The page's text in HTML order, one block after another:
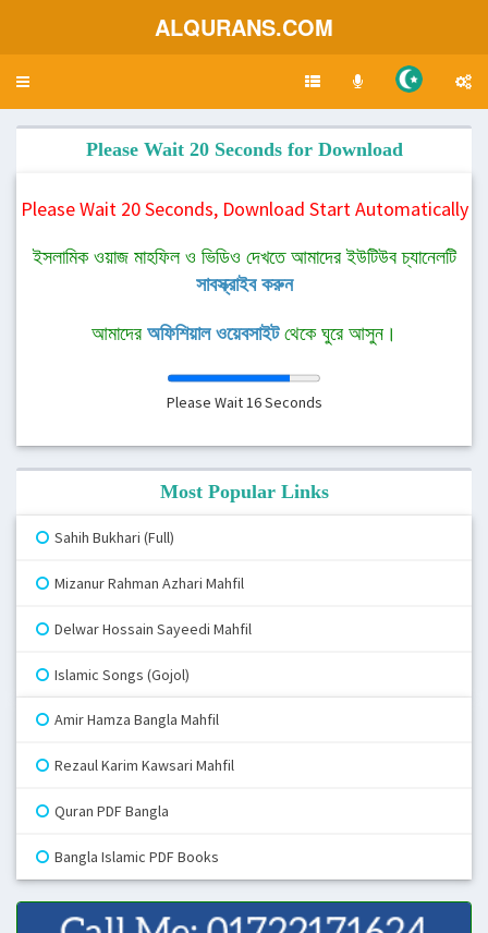
ALQURANS.COM
Toggle
Please Wait 20 Seconds for Download
Please Wait 20 Seconds, Download Start Automatically
ইসলামিক ওয়াজ মাহফিল ও ভিডিও দেখতে আমাদের ইউটিউব চ্যানেলটি
সাবস্ক্রাইব করুন
আমাদের অফিশিয়াল ওয়েবসাইটথেকে ঘুরে আসুন।
Please Wait16Seconds
Most Popular Links
Sahih Bukhari (Full)
Mizanur Rahman Azhari Mahfil
Delwar Hossain Sayeedi Mahfil
Islamic Songs (Gojol)
Amir Hamza Bangla Mahfil
Rezaul Karim Kawsari Mahfil
Quran PDF Bangla
Bangla Islamic PDF Books